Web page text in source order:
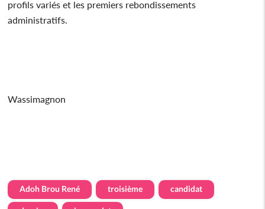
profils variés et les premiers rebondissements
administratifs.
Wassimagnon
Adoh Brou René troisième candidat